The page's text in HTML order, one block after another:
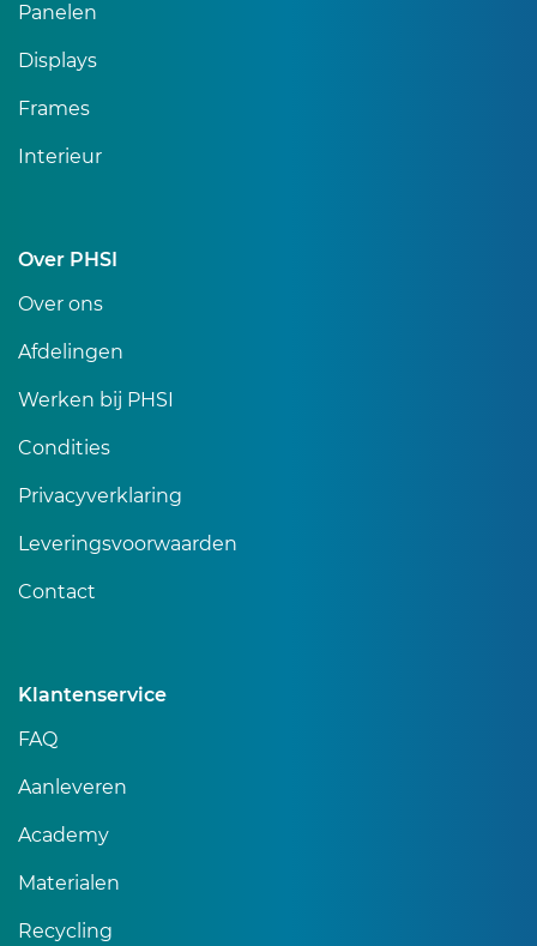
Panelen
Displays
Frames
Interieur
Over PHSI
Over ons
Afdelingen
Werken bij PHSI
Condities
Privacyverklaring
Leveringsvoorwaarden
Contact
Klantenservice
FAQ
Aanleveren
Academy
Materialen
Recycling